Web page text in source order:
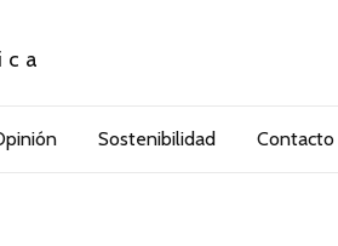
Sostenibilidad Contacto